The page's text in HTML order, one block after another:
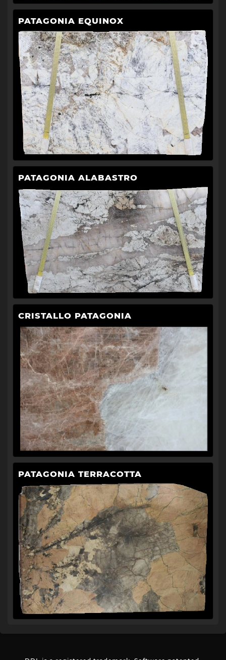
PATAGONIA EQUINOX
PATAGONIA ALABASTRO
CRISTALLO PATAGONIA
PATAGONIA TERRACOTTA